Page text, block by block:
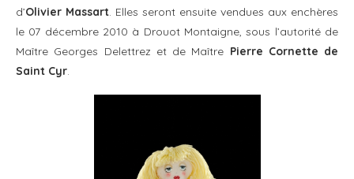
d’Olivier Massart. Elles seront ensuite vendues aux enchères
le 07 décembre 2010 à Drouot Montaigne, sous l’autorité de
Maître Georges Delettrez et de Maître Pierre Cornette de
Saint Cyr.